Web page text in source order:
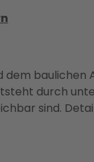
baulichen
durch
sind.